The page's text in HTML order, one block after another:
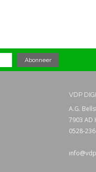
VDP
A.G.
7903 AD
0528-